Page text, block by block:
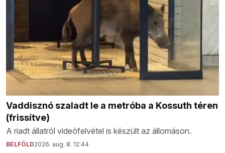
Vaddisznó szaladt le a metróba a Kossuth téren
(frissítve)
A riadt állatról videófelvétel is készült az állomáson.
BELFÖLD2026. aug. 8. 12:44